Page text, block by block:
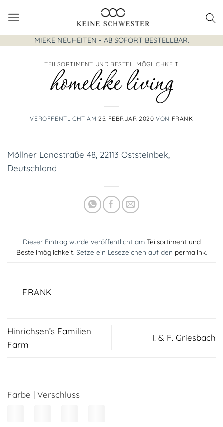
Inhalt
springen
MIEKE NEUHEITEN - AB SOFORT BESTELLBAR.
TEILSORTIMENT UND BESTELLMÖGLICHKEIT
homelike living
VERÖFFENTLICHT AM25. FEBRUAR 2020 VON FRANK
Möllner Landstraße 48, 22113 Oststeinbek,
Deutschland
Dieser Eintrag wurde veröffentlicht am Teilsortiment und
Bestellmöglichkeit. Setze ein Lesezeichen auf den permalink.
FRANK
Hinrichsen’s Familien
Farm
I. & F. Griesbach
Farbe | Verschluss